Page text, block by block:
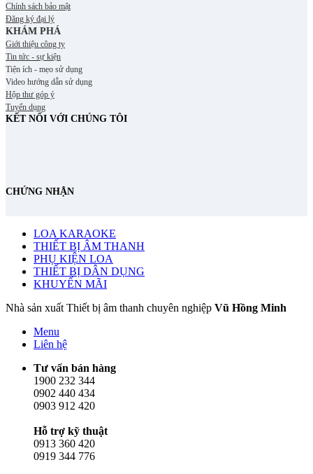
Chính sách bảo mật
Đăng ký đại lý
KHÁM PHÁ
Giới thiệu công ty
Tin tức - sự kiện
Tiện ích - mẹo sử dụng
Video hướng dẫn sử dụng
Hộp thư góp ý
Tuyển dụng
KẾT NỐI VỚI CHÚNG TÔI
CHỨNG NHẬN
LOA KARAOKE
THIẾT BỊ ÂM THANH
PHỤ KIỆN LOA
THIẾT BỊ DÂN DỤNG
KHUYẾN MÃI
Nhà sản xuất Thiết bị âm thanh chuyên nghiệp Vũ Hồng Minh
Menu
Liên hệ
Tư vấn bán hàng
1900 232 344
0902 440 434
0903 912 420
Hỗ trợ kỹ thuật
0913 360 420
0919 344 776